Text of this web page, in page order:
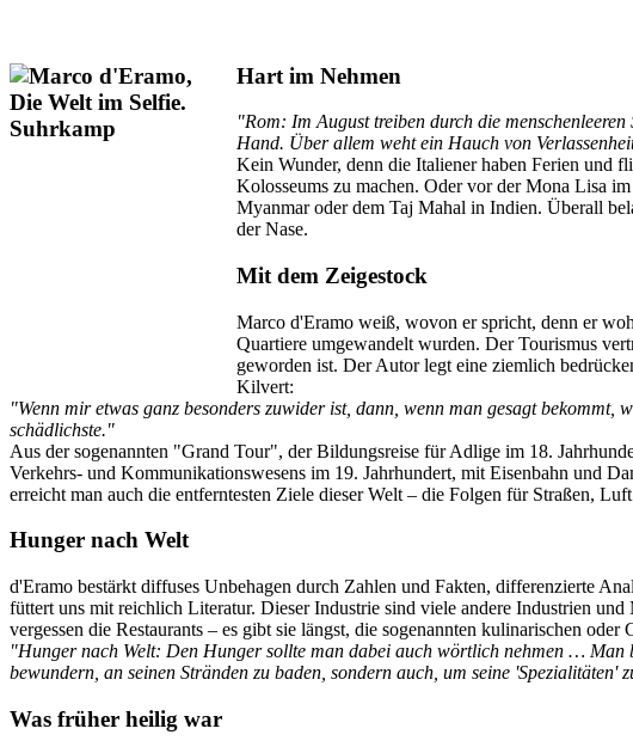
Hart im Nehmen
"Rom: Im August treiben durch die
Hand. Über allem weht ein Hauch von
Kein Wunder, denn die Italiener haben Ferien und
Kolosseums zu machen. Oder vor der Mona Lisa
Myanmar oder dem Taj Mahal in Indien. Überall
der Nase.
Mit dem Zeigestock
Marco d'Eramo weiß, wovon er spricht, denn er
Quartiere umgewandelt wurden. Der Tourismus
geworden ist. Der Autor legt eine ziemlich
Kilvert:
"Wenn mir etwas ganz besonders zuwider ist, dann, wenn man gesagt
schädlichste."
Aus der sogenannten "Grand Tour", der Bildungsreise für Adlige im 18.
Verkehrs- und Kommunikationswesens im 19. Jahrhundert, mit Eisenbahn und
erreicht man auch die entferntesten Ziele dieser Welt – die Folgen für Straßen,
Hunger nach Welt
d'Eramo bestärkt diffuses Unbehagen durch Zahlen und Fakten, differenzierte
füttert uns mit reichlich Literatur. Dieser Industrie sind viele andere Industrien
vergessen die Restaurants – es gibt sie längst, die sogenannten kulinarischen oder
"Hunger nach Welt: Den Hunger sollte man dabei auch wörtlich nehmen … Man
bewundern, an seinen Stränden zu baden, sondern auch, um seine 'Spezialitäten'
Was früher heilig war